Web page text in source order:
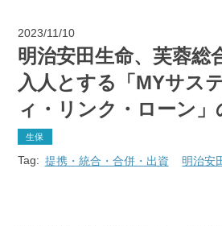
2023/11/10
明治安田生命、芙蓉総
入人とする「MYサス
ィ・リンク・ローン
生保
Tag: 提携・統合・合併・出資 明治安